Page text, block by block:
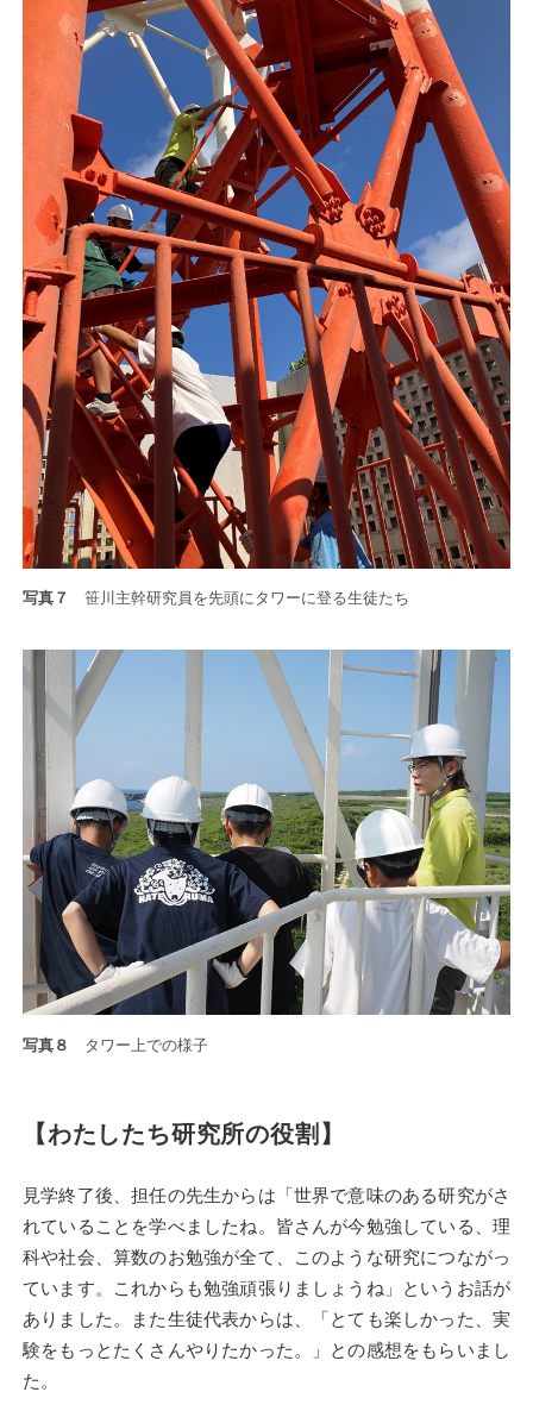
写真７ 笹川主幹研究員を先頭にタワーに登る生徒たち
写真８ タワー上での様子
【わたしたち研究所の役割】
見学終了後、担任の先生からは「世界で意味のある研究がさ
れていることを学べましたね。皆さんが今勉強している、理
科や社会、算数のお勉強が全て、このような研究につながっ
ています。これからも勉強頑張りましょうね」というお話が
ありました。また生徒代表からは、「とても楽しかった、実
験をもっとたくさんやりたかった。」との感想をもらいまし
た。